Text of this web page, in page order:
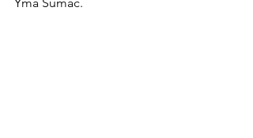
Yma Súmac.